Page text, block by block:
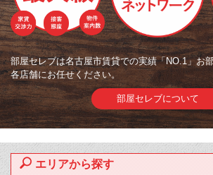
部屋セレブは名古屋市賃貸での実績「NO.1」お
各店舗にお任せください。
部屋セレブについて
エリアから探す